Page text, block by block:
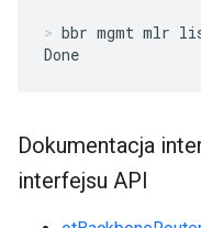
bbr mgmt mlr
Done
Dokumentacja
interfejsu API